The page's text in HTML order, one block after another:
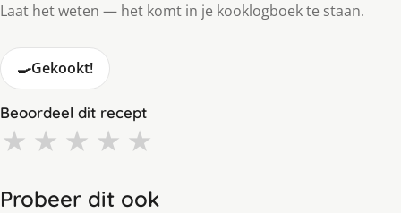
Laat het weten — het komt in je kooklogboek te staan.
🍳Gekookt!
Beoordeel dit recept
★ ★ ★ ★ ★
Probeer dit ook